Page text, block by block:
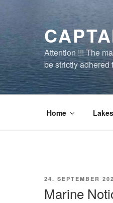
Attention !!! The
be strictly adhered
Home
VERÖFFENTLICHT
24. SEPTEMBER
Marine